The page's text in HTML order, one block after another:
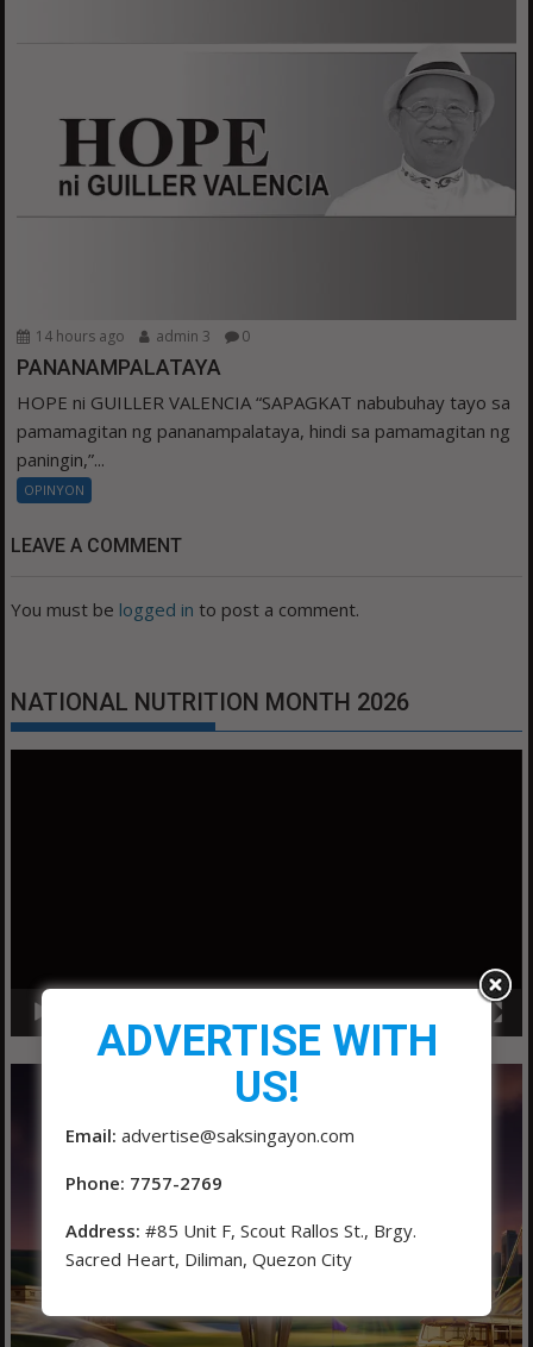
14 hours ago admin 3 0
PANANAMPALATAYA
HOPE ni GUILLER VALENCIA “SAPAGKAT nabubuhay tayo sa
pamamagitan ng pananampalataya, hindi sa pamamagitan ng
paningin,”...
OPINYON
LEAVE A COMMENT
You must be logged in to post a comment.
NATIONAL NUTRITION MONTH 2026
ADVERTISE WITH
US!
Email: advertise@saksingayon.com
Phone: 7757-2769
Address: #85 Unit F, Scout Rallos St., Brgy.
Sacred Heart, Diliman, Quezon City